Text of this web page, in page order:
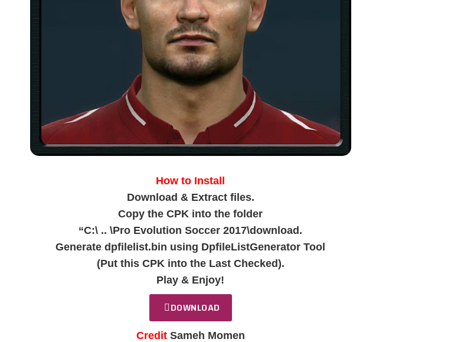
How to Install
Download & Extract files.
Copy the CPK into the folder
“C:\ .. \Pro Evolution Soccer 2017\download.
Generate dpfilelist.bin using DpfileListGenerator Tool
(Put this CPK into the Last Checked).
Play & Enjoy!
DOWNLOAD
Credit Sameh Momen